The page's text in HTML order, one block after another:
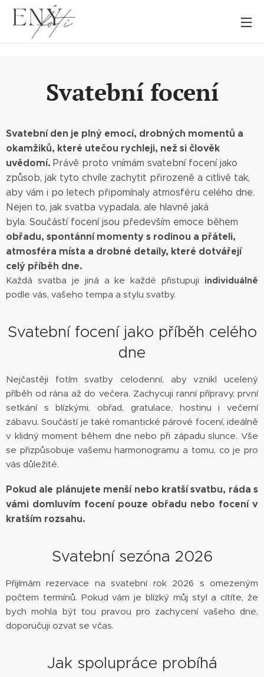
Svatební focení
Svatební den je plný emocí, drobných momentů a
okamžiků, které utečou rychleji, než si člověk
uvědomí. Právě proto vnímám svatební focení jako
způsob, jak tyto chvíle zachytit přirozeně a citlivě tak,
aby vám i po letech připomínaly atmosféru celého dne.
Nejen to, jak svatba vypadala, ale hlavně jaká
byla. Součástí focení jsou především emoce během
obřadu, spontánní momenty s rodinou a přáteli,
atmosféra místa a drobné detaily, které dotvářejí
celý příběh dne.
Každá svatba je jiná a ke každé přistupuji individuálně
podle vás, vašeho tempa a stylu svatby.
Svatební focení jako příběh celého
dne
Nejčastěji fotím svatby celodenní, aby vznikl ucelený
příběh od rána až do večera. Zachycuji ranní přípravy, první
setkání s blízkými, obřad, gratulace, hostinu i večerní
zábavu. Součástí je také romantické párové focení, ideálně
v klidný moment během dne nebo při západu slunce. Vše
se přizpůsobuje vašemu harmonogramu a tomu, co je pro
vás důležité.
Pokud ale plánujete menší nebo kratší svatbu, ráda s
vámi domluvím focení pouze obřadu nebo focení v
kratším rozsahu.
Svatební sezóna 2026
Přijímám rezervace na svatební rok 2026 s omezeným
počtem termínů. Pokud vám je blízký můj styl a cítíte, že
bych mohla být tou pravou pro zachycení vašeho dne,
doporučuji ozvat se včas.
Jak spolupráce probíhá